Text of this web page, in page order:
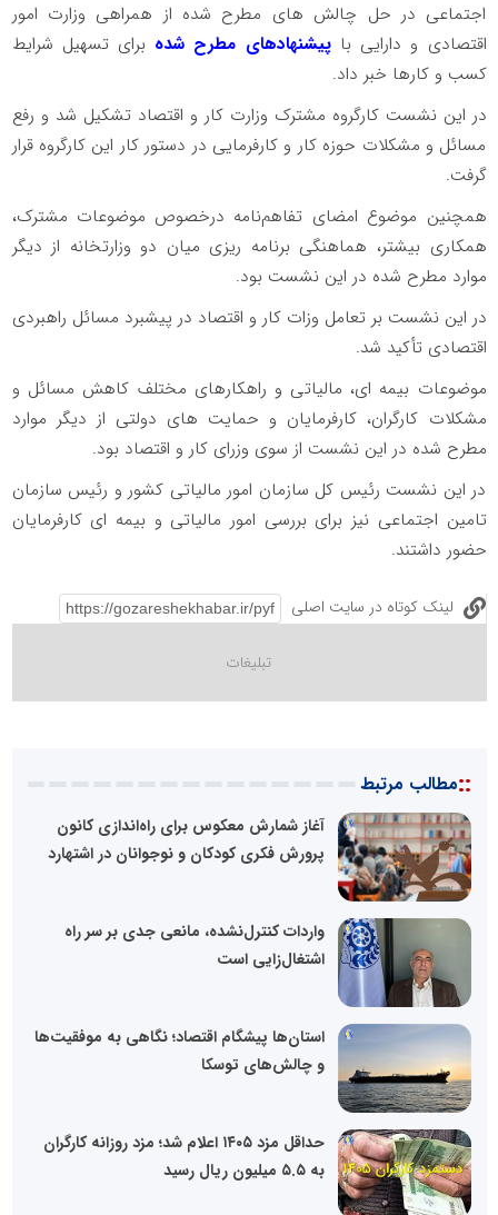
اجتماعی در حل چالش های مطرح شده از همراهی وزارت امور
اقتصادی و دارایی با پیشنهادهای مطرح شده برای تسهیل شرایط
کسب‌ و کارها خبر داد.
در این نشست کارگروه مشترک وزارت کار و اقتصاد تشکیل شد و رفع
مسائل و مشکلات حوزه کار و کارفرمایی در دستور کار این کارگروه قرار
گرفت.
همچنین موضوع امضای تفاهم‌نامه درخصوص موضوعات مشترک،
همکاری بیشتر، هماهنگی برنامه ریزی میان دو وزارتخانه از دیگر
موارد مطرح شده در این نشست بود.
در این نشست بر تعامل وزات کار و اقتصاد در پیشبرد مسائل راهبردی
اقتصادی تأکید شد.
موضوعات بیمه ای، مالیاتی و راهکارهای مختلف کاهش مسائل و
مشکلات کارگران، کارفرمایان و حمایت های دولتی از دیگر موارد
مطرح شده در این نشست از سوی وزرای کار و اقتصاد بود.
در این نشست رئیس کل سازمان امور مالیاتی کشور و رئیس سازمان
تامین اجتماعی نیز برای بررسی امور مالیاتی و بیمه ای کارفرمایان
حضور داشتند.
لینک کوتاه در سایت اصلی
::مطالب مرتبط
آغاز شمارش معکوس برای راه‌اندازی کانون
پرورش فکری کودکان و نوجوانان در اشتهارد
واردات کنترل‌نشده، مانعی جدی بر سر راه
اشتغال‌زایی است
استان‌ها پیشگام اقتصاد؛ نگاهی به موفقیت‌ها
و چالش‌های توسکا
حداقل مزد ۱۴۰۵ اعلام شد؛ مزد روزانه کارگران
به ۵.۵ میلیون ریال رسید